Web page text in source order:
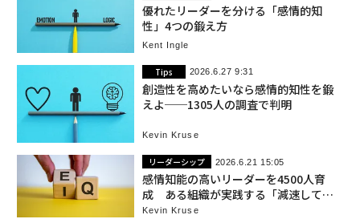
優れたリーダーを分ける「感情的知
性」4つの鍛え方
Kent Ingle
Tips 2026.6.27 9:31
創造性を高めたいなら感情的知性を鍛
えよ──1305人の調査で判明
Kevin Kruse
リーダーシップ 2026.6.21 15:05
感情知能の高いリーダーを4500人育
成 ある組織が実践する「減速して加
速する」メソッド
Kevin Kruse